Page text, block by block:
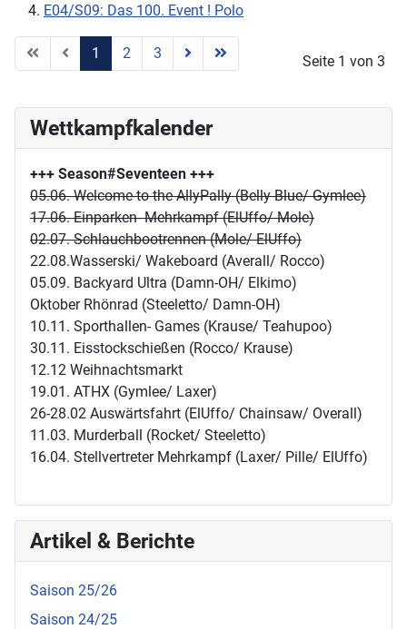
E04/S09: Das 100. Event ! Polo
Seite 1 von 3
1 2 3
Wettkampfkalender
+++ Season#Seventeen +++
05.06. Welcome to the AllyPally (Belly Blue/ Gymlee)
17.06. Einparken- Mehrkampf (ElUffo/ Mole)
02.07. Schlauchbootrennen (Mole/ ElUffo)
22.08.Wasserski/ Wakeboard (Averall/ Rocco)
05.09. Backyard Ultra (Damn-OH/ Elkimo)
Oktober Rhönrad (Steeletto/ Damn-OH)
10.11. Sporthallen- Games (Krause/ Teahupoo)
30.11. Eisstockschießen (Rocco/ Krause)
12.12 Weihnachtsmarkt
19.01. ATHX (Gymlee/ Laxer)
26-28.02 Auswärtsfahrt (ElUffo/ Chainsaw/ Overall)
11.03. Murderball (Rocket/ Steeletto)
16.04. Stellvertreter Mehrkampf (Laxer/ Pille/ ElUffo)
Artikel & Berichte
Saison 25/26
Saison 24/25